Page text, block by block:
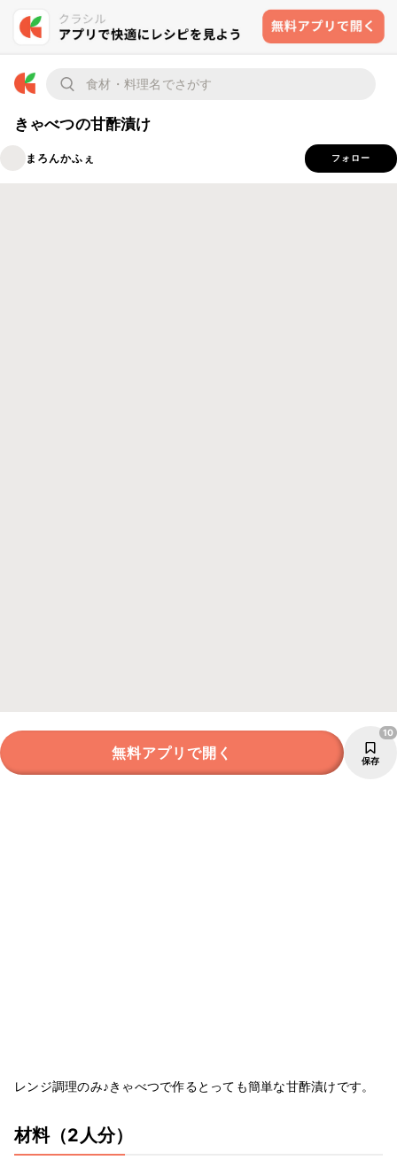
きゃべつの甘酢漬け
まろんかふぇ フォロー
無料アプリで開く 保存
10
レンジ調理のみ♪きゃべつで作るとっても簡単な甘酢漬けです。
材料（2人分）